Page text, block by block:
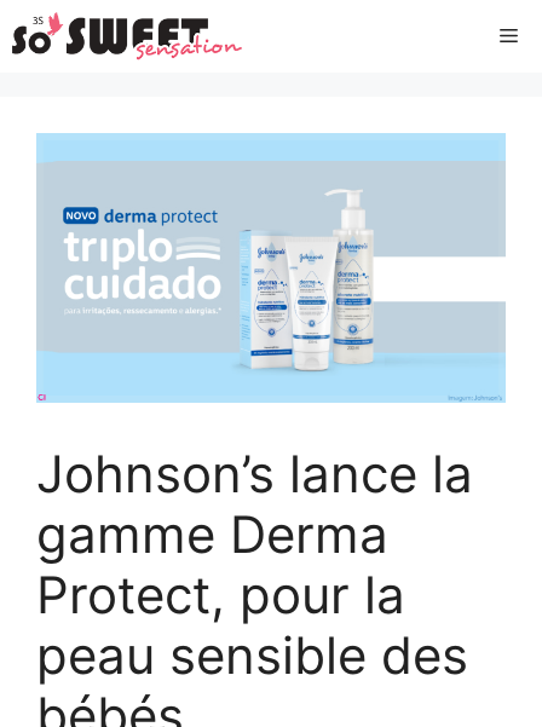
Aller
au
Johnson’s lance la
gamme Derma
Protect, pour la
peau sensible des